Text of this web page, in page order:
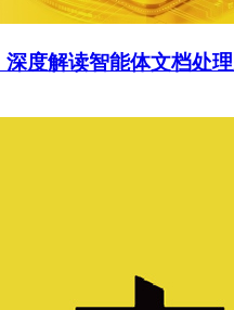
度解读智能体文档处